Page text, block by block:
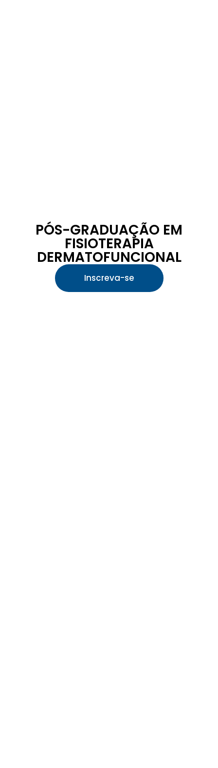
PÓS-GRADUAÇÃO EM
FISIOTERAPIA
DERMATOFUNCIONAL
Inscreva-se